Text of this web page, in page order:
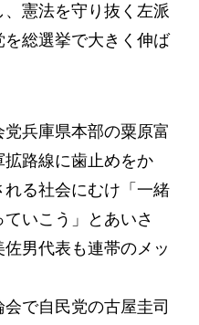
憲法を守り抜く左派
総選挙で大きく伸ば
兵庫県本部の粟原富
路線に歯止めをか
る社会にむけ「一緒
いこう」とあいさ
男代表も連帯のメッ
で自民党の古屋圭司